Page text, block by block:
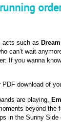
acts such as
can’t wait
If you wanna
download of
are playing,
beyond the
in the Sunny